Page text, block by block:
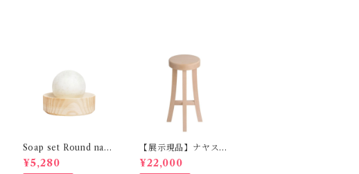
Soap set Round natu
ral HETKINEN
¥5,280
【展示現品】ナヤスツ
ール M GREENHO
LT
¥22,000